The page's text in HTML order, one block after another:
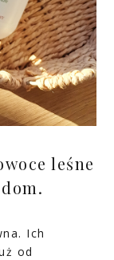
leśne
Ich
od